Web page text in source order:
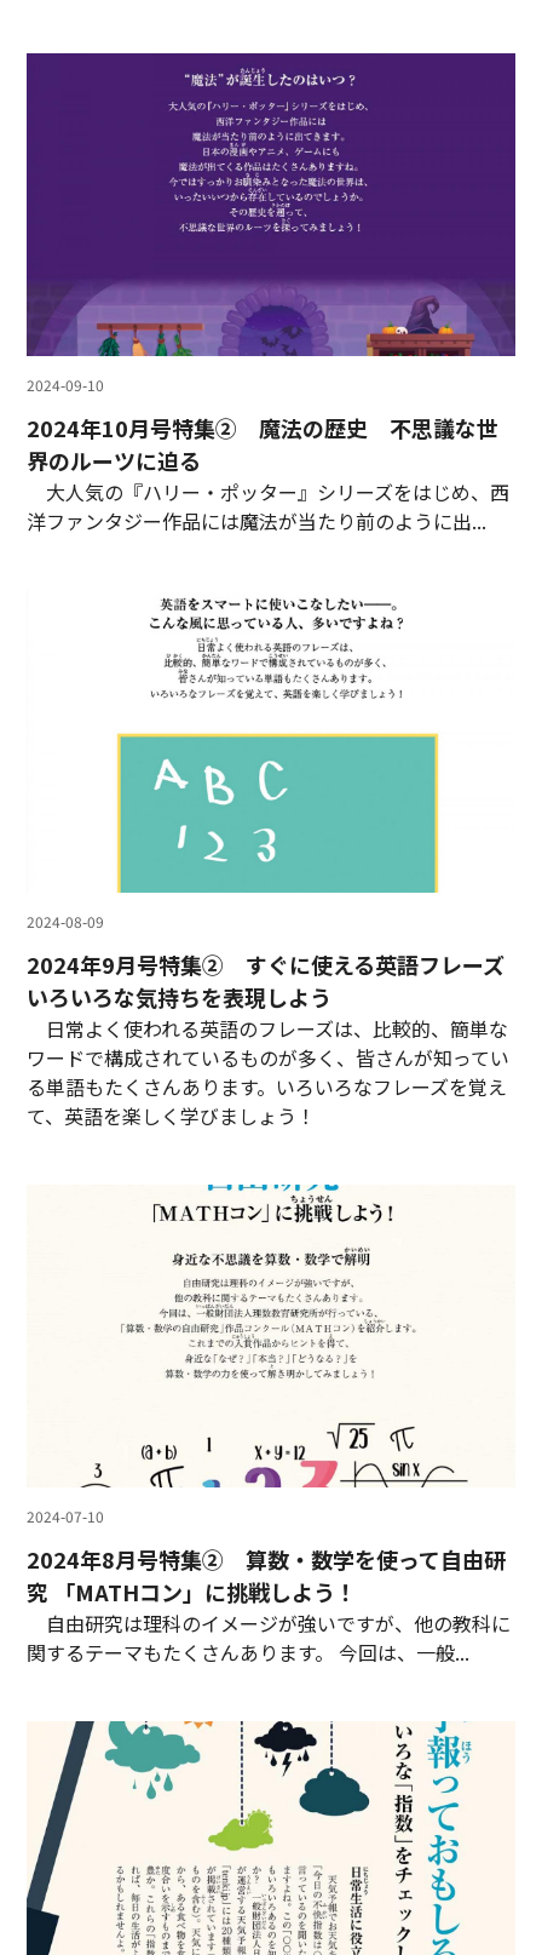
2024-09-10
2024年10月号特集② 魔法の歴史 不思議な世
界のルーツに迫る
大人気の『ハリー・ポッター』シリーズをはじめ、西
洋ファンタジー作品には魔法が当たり前のように出...
2024-08-09
2024年9月号特集② すぐに使える英語フレーズ
いろいろな気持ちを表現しよう
日常よく使われる英語のフレーズは、比較的、簡単な
ワードで構成されているものが多く、皆さんが知ってい
る単語もたくさんあります。いろいろなフレーズを覚え
て、英語を楽しく学びましょう！
2024-07-10
2024年8月号特集② 算数・数学を使って自由研
究 「MATHコン」に挑戦しよう！
自由研究は理科のイメージが強いですが、他の教科に
関するテーマもたくさんあります。 今回は、一般...